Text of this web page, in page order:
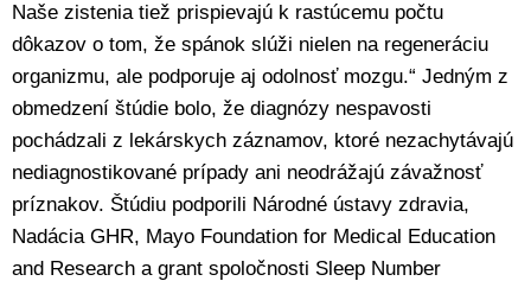
Naše zistenia tiež prispievajú k rastúcemu počtu
dôkazov o tom, že spánok slúži nielen na regeneráciu
organizmu, ale podporuje aj odolnosť mozgu.“ Jedným z
obmedzení štúdie bolo, že diagnózy nespavosti
pochádzali z lekárskych záznamov, ktoré nezachytávajú
nediagnostikované prípady ani neodrážajú závažnosť
príznakov. Štúdiu podporili Národné ústavy zdravia,
Nadácia GHR, Mayo Foundation for Medical Education
and Research a grant spoločnosti Sleep Number